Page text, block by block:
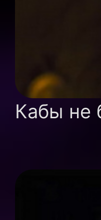
Кабы не